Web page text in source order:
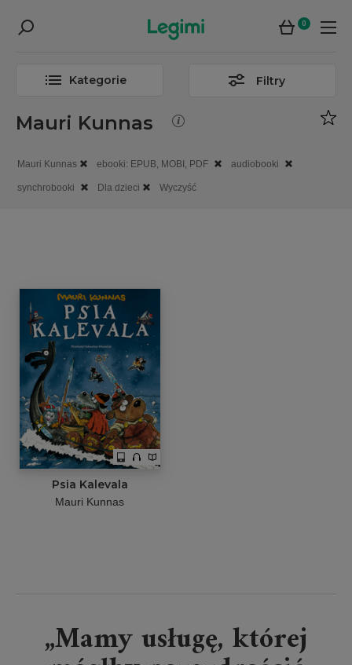
0
Kategorie Filtry
Mauri Kunnas
Mauri Kunnas ebooki: EPUB, MOBI, PDF audiobooki
synchrobooki Dla dzieci Wyczyść
Psia Kalevala
Mauri Kunnas
„Mamy usługę, której